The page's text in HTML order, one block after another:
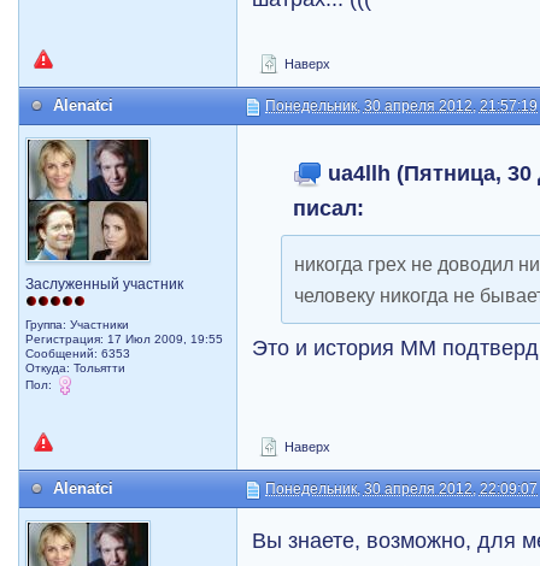
Наверх
Alenatci Понедельник, 30 апреля 2012, 21:57:19
Заслуженный участник
Группа: Участники
Регистрация: 17 Июл 2009, 19:55
Сообщений: 6353
Откуда: Тольятти
Пол:
ua4llh (Пятница, 30
писал:
никогда грех не доводил
человеку никогда не
Это и история ММ
Наверх
Alenatci Понедельник, 30 апреля 2012, 22:09:07
Вы знаете, возможно, для